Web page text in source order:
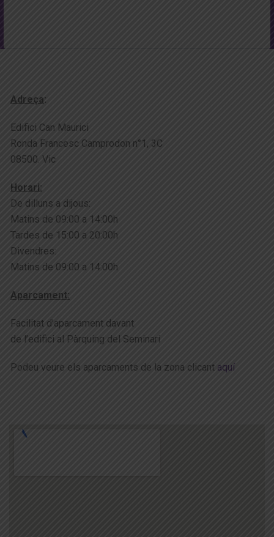
Adreça:
Edifici Can Maurici
Ronda Francesc Camprodon n°1, 3C
08500. Vic
Horari:
De dilluns a dijous:
Matins de 09:00 a 14:00h
Tardes de 15:00 a 20:00h
Divendres:
Matins de 09:00 a 14:00h
Aparcament:
Facilitat d’aparcament davant
de l’edifici al Pàrquing del Seminari
Podeu veure els aparcaments de la zona clicant aquí